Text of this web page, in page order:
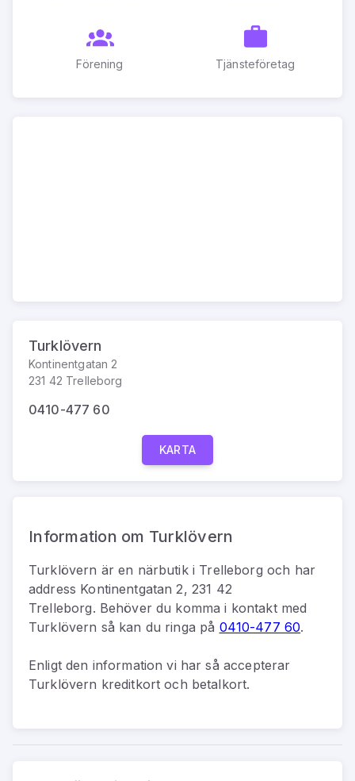
Förening Tjänsteföretag
Turklövern
Kontinentgatan 2
231 42 Trelleborg
0410-477 60
KARTA
Information om Turklövern
Turklövern ären närbutiki Trelleborg och har
address Kontinentgatan 2, 231 42
Trelleborg. Behöver du komma i kontakt med
Turklövern så kan du ringa på 0410-477 60.
Enligt den information vi har så accepterar
Turklövern kreditkort och betalkort.